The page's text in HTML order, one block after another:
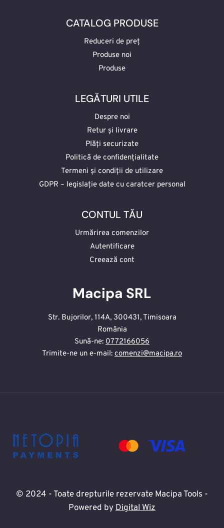
CATALOG PRODUSE
Reduceri de preț
Produse noi
Produse
LEGĂTURI UTILE
Despre noi
Retur și livrare
Plăți securizate
Politică de confidențialitate
Termeni și condiții de utilizare
GDPR – legislație date cu caratcer personal
CONTUL TĂU
Urmărirea comenzilor
Autentificare
Creează cont
Macipa SRL
Str. Bujorilor, 114A, 300431, Timisoara
România
Sună-ne: 0772166056
Trimite-ne un e-mail: comenzi@macipa.ro
© 2024 - Toate drepturile rezervate Macipa Tools -
Powered byDigital Wiz